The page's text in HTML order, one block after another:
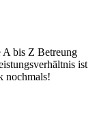
A bis Z Betreung
ist
nochmals!